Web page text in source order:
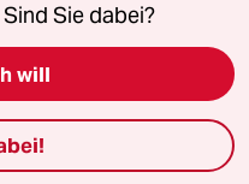
Impressum AGB
(Ads)
Sie dabei?
will